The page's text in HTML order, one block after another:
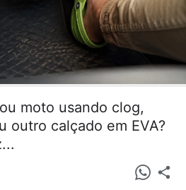
moto usando clog,
outro calçado em EVA?